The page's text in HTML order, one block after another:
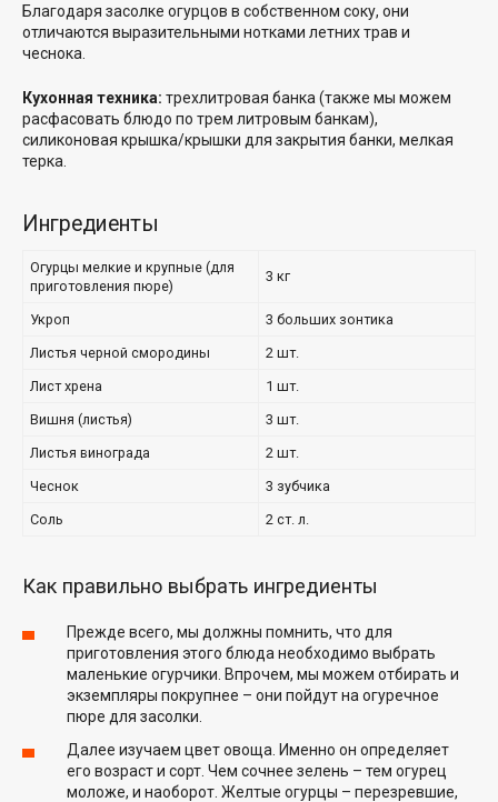
Благодаря засолке огурцов в собственном соку, они
отличаются выразительными нотками летних трав и
чеснока.
Кухонная техника: трехлитровая банка (также мы можем
расфасовать блюдо по трем литровым банкам),
силиконовая крышка/крышки для закрытия банки, мелкая
терка.
Ингредиенты
Огурцы мелкие и крупные (для
приготовления пюре)
3 кг
Укроп
3 больших зонтика
Листья черной смородины
2 шт.
Лист хрена
1 шт.
Вишня (листья)
3 шт.
Листья винограда
2 шт.
Чеснок
3 зубчика
Соль
2 ст. л.
Как правильно выбрать ингредиенты
Прежде всего, мы должны помнить, что для
приготовления этого блюда необходимо выбрать
маленькие огурчики. Впрочем, мы можем отбирать и
экземпляры покрупнее – они пойдут на огуречное
пюре для засолки.
Далее изучаем цвет овоща. Именно он определяет
его возраст и сорт. Чем сочнее зелень – тем огурец
моложе, и наоборот. Желтые огурцы – перезревшие,